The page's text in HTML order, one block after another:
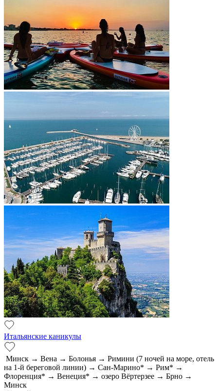
Итальянские каникулы
Минск → Вена → Болонья → Римини (7 ночей на море, отель
на 1-й береговой линии) → Сан-Марино* → Рим* →
Флоренция* → Венеция* → озеро Вёртерзее → Брно →
Минск